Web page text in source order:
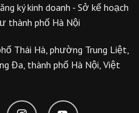
ký kinh doanh - Sở kế hoạch
thành phố Hà Nội
Thái Hà, phường Trung Liệt,
Đa, thành phố Hà Nội, Việt